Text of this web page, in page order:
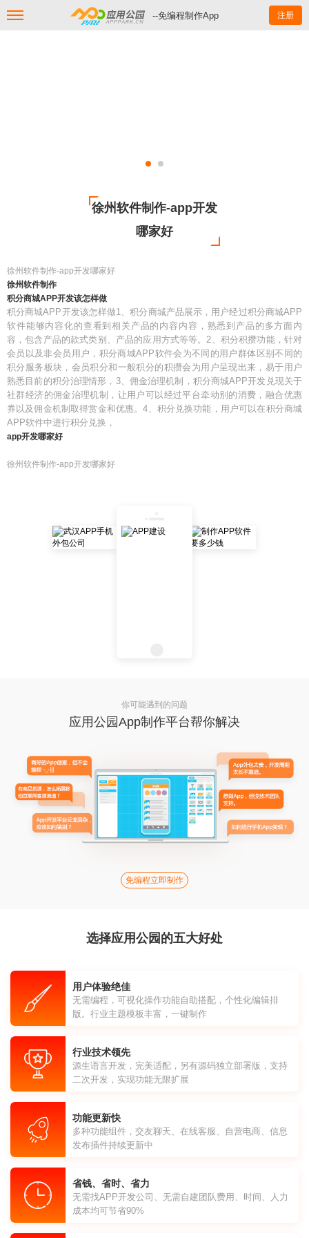
--免编程制作App 注册
徐州软件制作-app开发
哪家好
徐州软件制作-app开发哪家好
徐州软件制作
积分商城APP开发该怎样做
积分商城APP开发该怎样做1、积分商城产品展示，用户经过积分商城APP
软件能够内容化的查看到相关产品的内容内容，熟悉到产品的多方面内
容，包含产品的款式类别、产品的应用方式等等。2、积分积攒功能，针对
会员以及非会员用户，积分商城APP软件会为不同的用户群体区别不同的
积分服务板块，会员积分和一般积分的积攒会为用户呈现出来，易于用户
熟悉目前的积分治理情形，3、佣金治理机制，积分商城APP开发兑现关于
社群经济的佣金治理机制，让用户可以经过平台牵动别的消费，融合优惠
券以及佣金机制取得赏金和优惠。4、积分兑换功能，用户可以在积分商城
APP软件中进行积分兑换，
app开发哪家好
徐州软件制作-app开发哪家好
你可能遇到的问题
应用公园App制作平台帮你解决
免编程立即制作
选择应用公园的五大好处
用户体验绝佳
无需编程，可视化操作功能自助搭配，个性化编辑排
版。行业主题模板丰富，一键制作
行业技术领先
源生语言开发，完美适配，另有源码独立部署版，支持
二次开发，实现功能无限扩展
功能更新快
多种功能组件，交友聊天、在线客服、自营电商、信息
发布插件持续更新中
省钱、省时、省力
无需找APP开发公司、无需自建团队费用、时间、人力
成本均可节省90%